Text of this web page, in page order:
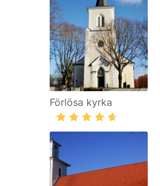
Förlösa kyrka